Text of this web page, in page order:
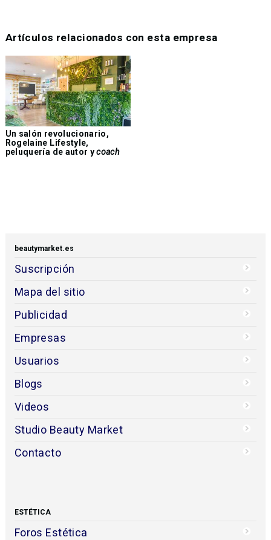
Artículos relacionados con esta empresa
Un salón revolucionario,
Rogelaine Lifestyle,
peluquería de autor ycoach
beautymarket.es
Suscripción
Mapa del sitio
Publicidad
Empresas
Usuarios
Blogs
Videos
Studio Beauty Market
Contacto
ESTÉTICA
Foros Estética